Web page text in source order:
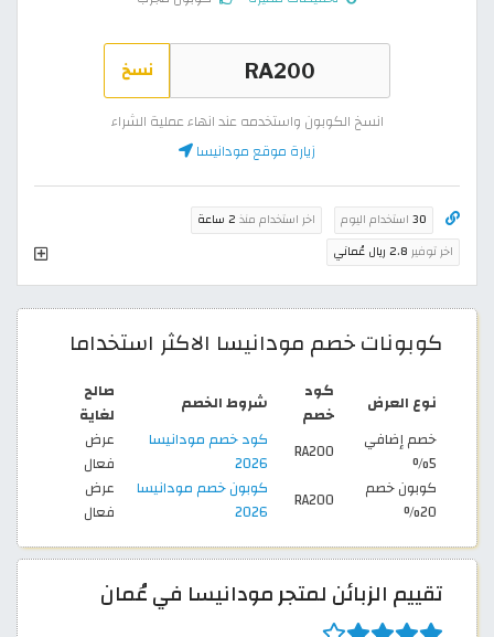
نسخ
انسخ الكوبون واستخدمه عند انهاء عملية الشراء
زيارة موقع مودانيسا
30 استخدام اليوم اخر استخدام منذ 2 ساعة
اخر توفير 2.8 ريال عُماني
كوبونات خصم مودانيسا الاكثر استخداما
نوع العرض
كود
خصم
شروط الخصم
صالح
لغاية
خصم إضافي
5%
RA200
كود خصم مودانيسا
2026
عرض
فعال
كوبون خصم
20%
RA200
كوبون خصم مودانيسا
2026
عرض
فعال
تقييم الزبائن لمتجر مودانيسا في عُمان